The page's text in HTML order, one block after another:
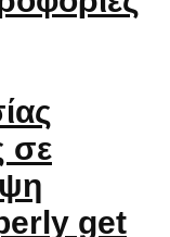
σε
get